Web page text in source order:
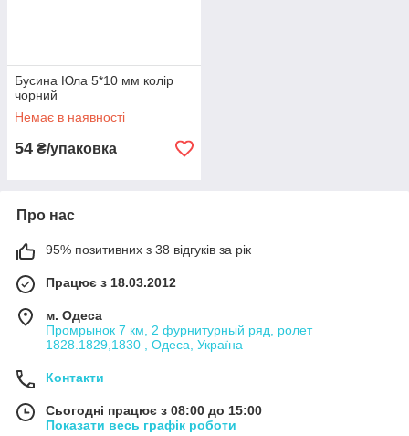
Бусина Юла 5*10 мм колір
чорний
Немає в наявності
54 ₴/упаковка
Про нас
95% позитивних з 38 відгуків за рік
Працює з 18.03.2012
м. Одеса
Промрынок 7 км, 2 фурнитурный ряд, ролет
1828.1829,1830 , Одеса, Україна
Контакти
Сьогодні працює з 08:00 до 15:00
Показати весь графік роботи